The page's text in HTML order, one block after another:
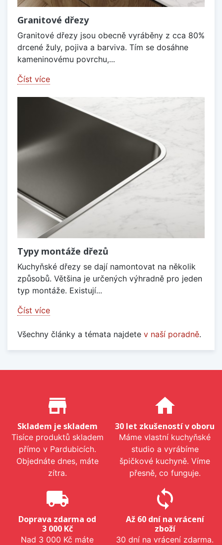
Granitové dřezy
Granitové dřezy jsou obecně vyráběny z cca 80%
drcené žuly, pojiva a barviva. Tím se dosáhne
kameninovému povrchu,...
Číst více
Typy montáže dřezů
Kuchyňské dřezy se dají namontovat na několik
způsobů. Většina je určených výhradně pro jeden
typ montáže. Existují...
Číst více
Všechny články a témata najdete v naší poradně.
Proč nakupovat u nás?
store_mall_directory
Skladem je skladem
Tisíce produktů skladem
přímo v Pardubicích.
Objednáte dnes, máte
zítra.
home
30 let zkušeností v oboru
Máme vlastní kuchyňské
studio a vyrábíme
špičkové kuchyně. Víme
přesně, co funguje.
local_shipping
Doprava zdarma od
3 000 Kč
Nad 3 000 Kč máte
sync
Až 60 dní na vrácení
zboží
30 dní na vrácení zdarma.